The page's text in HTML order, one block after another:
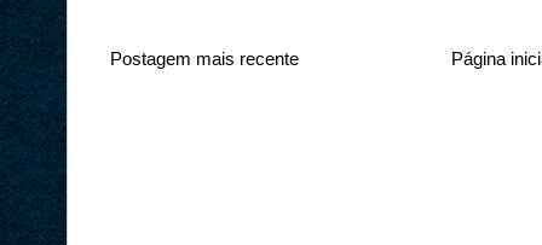
Postagem mais recente Página